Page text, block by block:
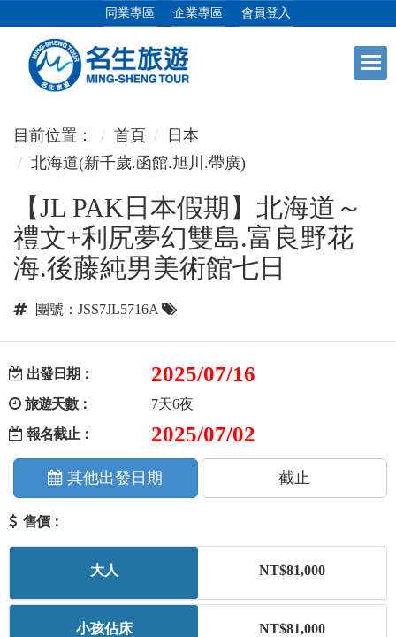
同業專區 企業專區 會員登入
日本專館
海島假期
韓國
美加紐澳
歐洲
客製化行程
目前位置： 首頁
日本
北海道(新千歲.函館.旭川.帶廣)
【JL PAK日本假期】北海道～
禮文+利尻夢幻雙島.富良野花
海.後藤純男美術館七日
團號：JSS7JL5716A
出發日期： 2025/07/16
旅遊天數：
7天6夜
報名截止：
2025/07/02
其他出發日期 截止
售價：
大人 NT$81,000
小孩佔床 NT$81,000